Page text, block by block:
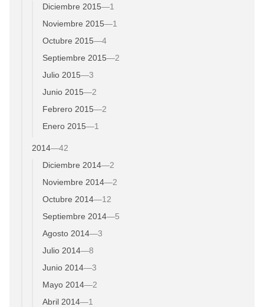
Diciembre 2015—1
Noviembre 2015—1
Octubre 2015—4
Septiembre 2015—2
Julio 2015—3
Junio 2015—2
Febrero 2015—2
Enero 2015—1
2014—42
Diciembre 2014—2
Noviembre 2014—2
Octubre 2014—12
Septiembre 2014—5
Agosto 2014—3
Julio 2014—8
Junio 2014—3
Mayo 2014—2
Abril 2014—1